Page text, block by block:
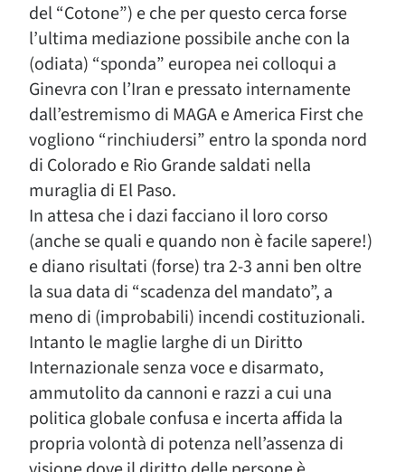
del “Cotone”) e che per questo cerca forse
l’ultima mediazione possibile anche con la
(odiata) “sponda” europea nei colloqui a
Ginevra con l’Iran e pressato internamente
dall’estremismo di MAGA e America First che
vogliono “rinchiudersi” entro la sponda nord
di Colorado e Rio Grande saldati nella
muraglia di El Paso.
In attesa che i dazi facciano il loro corso
(anche se quali e quando non è facile sapere!)
e diano risultati (forse) tra 2-3 anni ben oltre
la sua data di “scadenza del mandato”, a
meno di (improbabili) incendi costituzionali.
Intanto le maglie larghe di un Diritto
Internazionale senza voce e disarmato,
ammutolito da cannoni e razzi a cui una
politica globale confusa e incerta affida la
propria volontà di potenza nell’assenza di